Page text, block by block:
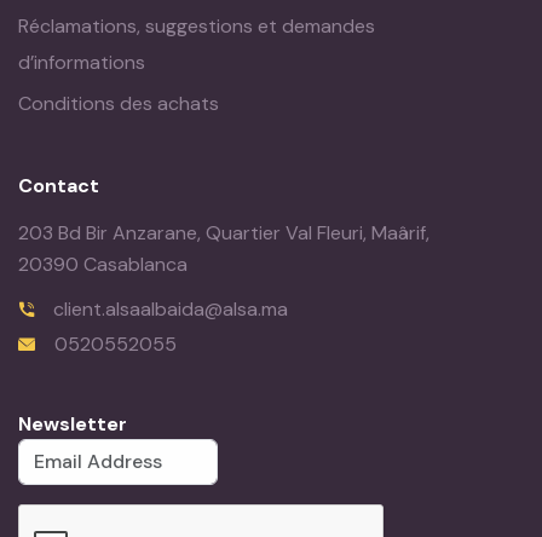
Réclamations, suggestions et demandes
d’informations
Conditions des achats
Contact
203 Bd Bir Anzarane, Quartier Val Fleuri, Maârif,
20390 Casablanca
client.alsaalbaida@alsa.ma
0520552055
Newsletter